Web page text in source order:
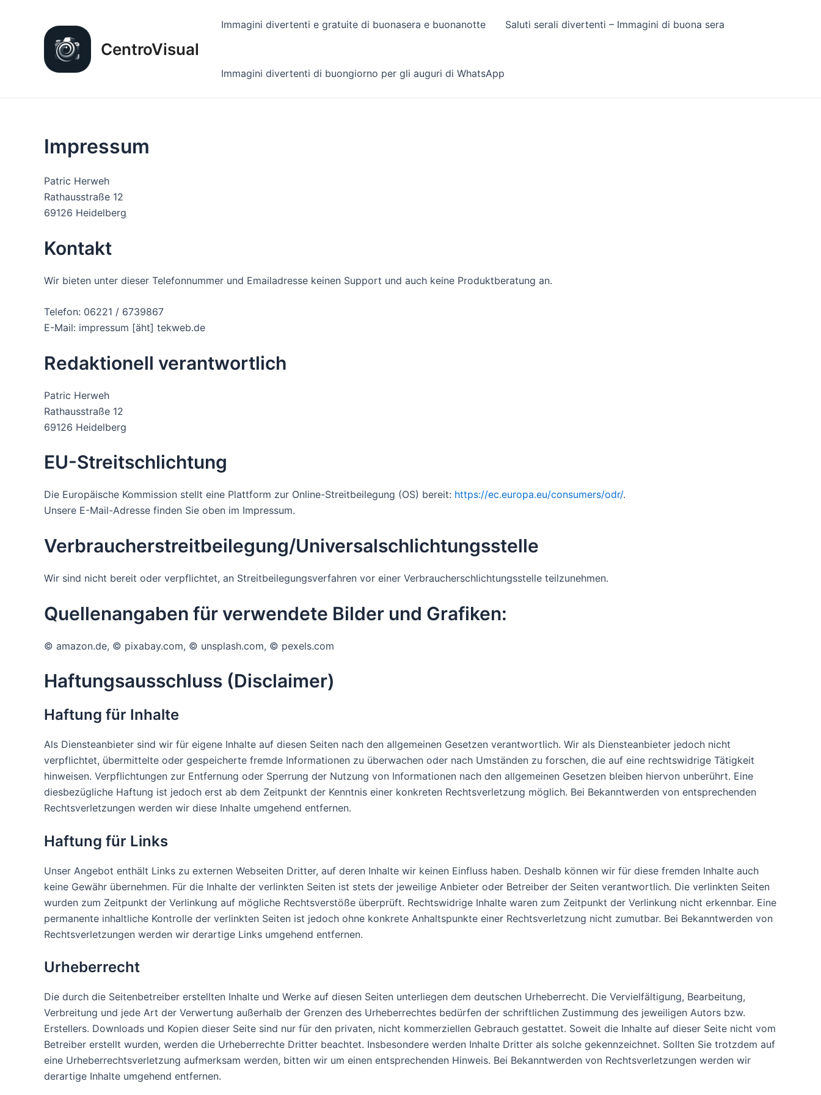
contenuto
CentroVisual
Immagini divertenti e gratuite di buonasera e buonanotte Saluti serali divertenti – Immagini di buona sera
Immagini divertenti di buongiorno per gli auguri di WhatsApp
Impressum
Patric Herweh
Rathausstraße 12
69126 Heidelberg
Kontakt
Wir bieten unter dieser Telefonnummer und Emailadresse keinen Support und auch keine Produktberatung an.
Telefon: 06221 / 6739867
E-Mail: impressum [äht] tekweb.de
Redaktionell verantwortlich
Patric Herweh
Rathausstraße 12
69126 Heidelberg
EU-Streitschlichtung
Die Europäische Kommission stellt eine Plattform zur Online-Streitbeilegung (OS) bereit: https://ec.europa.eu/consumers/odr/.
Unsere E-Mail-Adresse finden Sie oben im Impressum.
Verbraucher­streit­beilegung/Universal­schlichtungs­stelle
Wir sind nicht bereit oder verpflichtet, an Streitbeilegungsverfahren vor einer Verbraucherschlichtungsstelle teilzunehmen.
Quellenangaben für verwendete Bilder und Grafiken:
© amazon.de, © pixabay.com, © unsplash.com, © pexels.com
Haftungsausschluss (Disclaimer)
Haftung für Inhalte
Als Diensteanbieter sind wir für eigene Inhalte auf diesen Seiten nach den allgemeinen Gesetzen verantwortlich. Wir als Diensteanbieter jedoch nicht
verpflichtet, übermittelte oder gespeicherte fremde Informationen zu überwachen oder nach Umständen zu forschen, die auf eine rechtswidrige Tätigkeit
hinweisen. Verpflichtungen zur Entfernung oder Sperrung der Nutzung von Informationen nach den allgemeinen Gesetzen bleiben hiervon unberührt. Eine
diesbezügliche Haftung ist jedoch erst ab dem Zeitpunkt der Kenntnis einer konkreten Rechtsverletzung möglich. Bei Bekanntwerden von entsprechenden
Rechtsverletzungen werden wir diese Inhalte umgehend entfernen.
Haftung für Links
Unser Angebot enthält Links zu externen Webseiten Dritter, auf deren Inhalte wir keinen Einfluss haben. Deshalb können wir für diese fremden Inhalte auch
keine Gewähr übernehmen. Für die Inhalte der verlinkten Seiten ist stets der jeweilige Anbieter oder Betreiber der Seiten verantwortlich. Die verlinkten Seiten
wurden zum Zeitpunkt der Verlinkung auf mögliche Rechtsverstöße überprüft. Rechtswidrige Inhalte waren zum Zeitpunkt der Verlinkung nicht erkennbar. Eine
permanente inhaltliche Kontrolle der verlinkten Seiten ist jedoch ohne konkrete Anhaltspunkte einer Rechtsverletzung nicht zumutbar. Bei Bekanntwerden von
Rechtsverletzungen werden wir derartige Links umgehend entfernen.
Urheberrecht
Die durch die Seitenbetreiber erstellten Inhalte und Werke auf diesen Seiten unterliegen dem deutschen Urheberrecht. Die Vervielfältigung, Bearbeitung,
Verbreitung und jede Art der Verwertung außerhalb der Grenzen des Urheberrechtes bedürfen der schriftlichen Zustimmung des jeweiligen Autors bzw.
Erstellers. Downloads und Kopien dieser Seite sind nur für den privaten, nicht kommerziellen Gebrauch gestattet. Soweit die Inhalte auf dieser Seite nicht vom
Betreiber erstellt wurden, werden die Urheberrechte Dritter beachtet. Insbesondere werden Inhalte Dritter als solche gekennzeichnet. Sollten Sie trotzdem auf
eine Urheberrechtsverletzung aufmerksam werden, bitten wir um einen entsprechenden Hinweis. Bei Bekanntwerden von Rechtsverletzungen werden wir
derartige Inhalte umgehend entfernen.